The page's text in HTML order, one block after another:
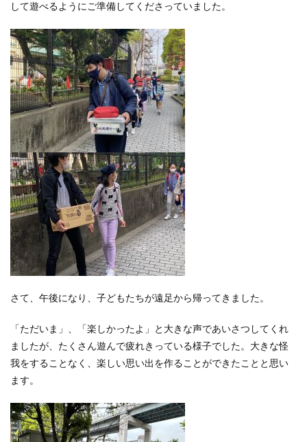
して遊べるようにご準備してくださっていました。
さて、午後になり、子どもたちが遠足から帰ってきました。
「ただいま」、「楽しかったよ」と大きな声であいさつしてくれ
ましたが、たくさん遊んで疲れきっている様子でした。大きな怪
我をすることなく、楽しい思い出を作ることができたことと思い
ます。